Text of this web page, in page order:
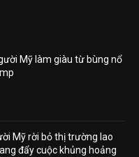
Mỹ làm giàu từ bùng nổ
Mỹ rời bỏ thị trường lao
đẩy cuộc khủng hoảng